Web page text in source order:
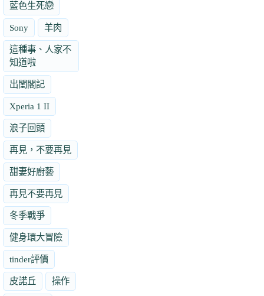
藍色生死戀
Sony 羊肉
這種事、人家不
知道啦
出閨閣記
Xperia 1 II
浪子回頭
再見，不要再見
甜妻好廚藝
再見不要再見
冬季戰爭
健身環大冒險
tinder評價
皮諾丘 操作